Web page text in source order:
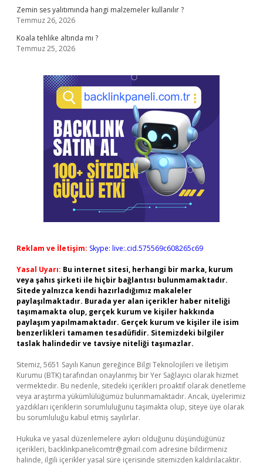
Zemin ses yalıtımında hangi malzemeler kullanılır ?
Temmuz 26, 2026
Koala tehlike altında mı ?
Temmuz 25, 2026
Reklam ve İletişim: Skype: live:.cid.575569c608265c69
Yasal Uyarı: Bu internet sitesi, herhangi bir marka, kurum
veya şahıs şirketi ile hiçbir bağlantısı bulunmamaktadır.
Sitede yalnızca kendi hazırladığımız makaleler
paylaşılmaktadır. Burada yer alan içerikler haber niteliği
taşımamakta olup, gerçek kurum ve kişiler hakkında
paylaşım yapılmamaktadır. Gerçek kurum ve kişiler ile isim
benzerlikleri tamamen tesadüfidir. Sitemizdeki bilgiler
taslak halindedir ve tavsiye niteliği taşımazlar.
Sitemiz, 5651 Sayılı Kanun gereğince Bilgi Teknolojileri ve İletişim
Kurumu (BTK) tarafından onaylanmış bir Yer Sağlayıcı olarak hizmet
vermektedir. Bu nedenle, sitedeki içerikleri proaktif olarak denetleme
veya araştırma yükümlülüğümüz bulunmamaktadır. Ancak, üyelerimiz
yazdıkları içeriklerin sorumluluğunu taşımakta olup, siteye üye olarak
bu sorumluluğu kabul etmiş sayılırlar.
Hukuka ve yasal düzenlemelere aykırı olduğunu düşündüğünüz
içerikleri, backlinkpanelicomtr@gmail.com adresine bildirmeniz
halinde, ilgili içerikler yasal süre içerisinde sitemizden kaldırılacaktır.